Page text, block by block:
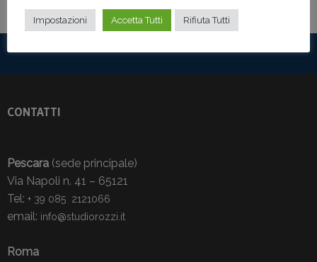
CONTATTI
Pescara (sede principale)
Via Napoli n. 41 – 65121
Tel: + 39 085 2121066
email: info@studiorozzi.it
Roma
Impostazioni Accetta Tutti Rifiuta Tutti